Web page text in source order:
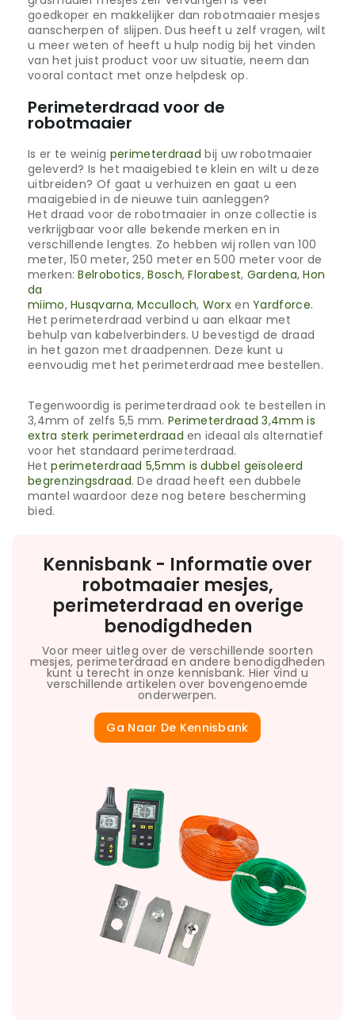
goedkoper en makkelijker dan robotmaaier mesjes
aanscherpen of slijpen. Dus heeft u zelf vragen, wilt
u meer weten of heeft u hulp nodig bij het vinden
van het juist product voor uw situatie, neem dan
vooral contact met onze helpdesk op.
Perimeterdraad voor de
robotmaaier
Is er te weinig perimeterdraadbij uw robotmaaier
geleverd? Is het maaigebied te klein en wilt u deze
uitbreiden? Of gaat u verhuizen en gaat u een
maaigebied in de nieuwe tuin aanleggen?
Het draad voor de robotmaaier in onze collectie is
verkrijgbaar voor alle bekende merken en in
verschillende lengtes. Zo hebben wij rollen van 100
meter, 150 meter, 250 meter en 500 meter voor de
merken:Belrobotics,Bosch,Florabest, Gardena,Hon
da
miimo,Husqvarna,Mcculloch, WorxenYardforce.
Het perimeterdraad verbind u aan elkaar met
behulp van kabelverbinders. U bevestigd de draad
in het gazon met draadpennen. Deze kunt u
eenvoudig met het perimeterdraad mee bestellen.
Tegenwoordig is perimeterdraad ook te bestellen in
3,4mm of zelfs 5,5 mm. Perimeterdraad 3,4mm is
extra sterk perimeterdraad en ideaal als alternatief
voor het standaard perimeterdraad.
Hetperimeterdraad 5,5mm is dubbel geïsoleerd
begrenzingsdraad. De draad heeft een dubbele
mantel waardoor deze nog betere bescherming
bied.
Kennisbank - Informatie over
robotmaaier mesjes,
perimeterdraad en overige
benodigdheden
Voor meer uitleg over de verschillende soorten
mesjes, perimeterdraad en andere benodigdheden
kunt u terecht in onze kennisbank. Hier vind u
verschillende artikelen over bovengenoemde
onderwerpen.
Ga Naar De Kennisbank